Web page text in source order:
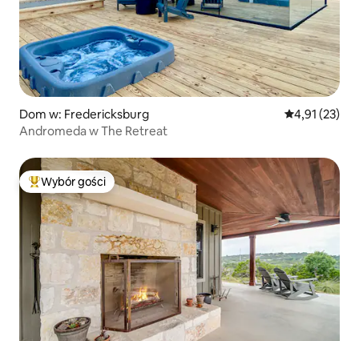
Dom w: Fredericksburg Średnia
4,91 (23)
Andromeda w The Retreat
Najpopularniejsze z kategorii Wybór gości
Wybór gości